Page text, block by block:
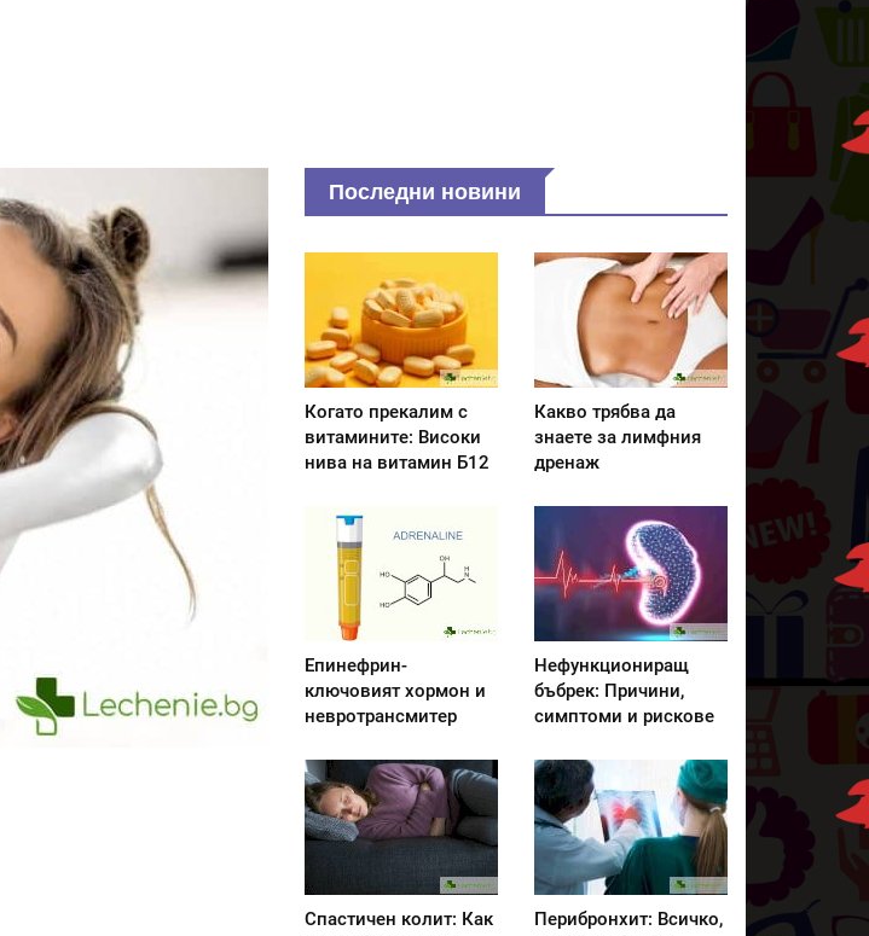
Последни новини
Когато прекалим с
витамините: Високи
нива на витамин Б12
Какво трябва да
знаете за лимфния
дренаж
Епинефрин-
ключовият хормон и
невротрансмитер
Нефункциониращ
бъбрек: Причини,
симптоми и рискове
Спастичен колит: Как
Перибронхит: Всичко,